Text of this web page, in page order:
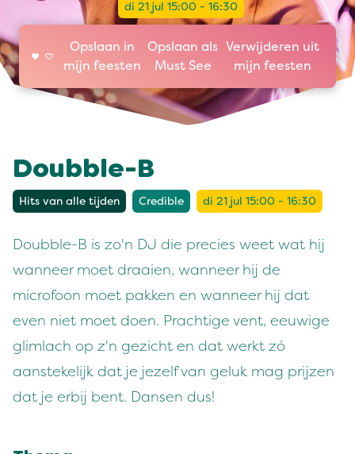
di 21 jul 15:00 - 16:30
Opslaan in
mijn feesten
Opslaan als
Must See
Verwijderen uit
mijn feesten
Doubble-B
Hits van alle tijden Credible di 21 jul 15:00 - 16:30
Doubble-B is zo'n DJ die precies weet wat hij
wanneer moet draaien, wanneer hij de
microfoon moet pakken en wanneer hij dat
even niet moet doen. Prachtige vent, eeuwige
glimlach op z'n gezicht en dat werkt zó
aanstekelijk dat je jezelf van geluk mag prijzen
dat je erbij bent. Dansen dus!